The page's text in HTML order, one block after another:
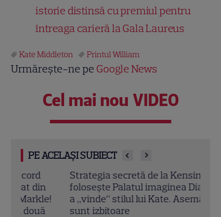
istorie distinsă cu premiul pentru
întreaga carieră la Gala Laureus
Kate Middleton Printul William
Urmărește-ne pe Google News
Cel mai nou VIDEO
PE ACELAȘI SUBIECT
Strategia secretă de la Kensington: Cum
folosește Palatul imaginea Dianei pentru
a „vinde” stilul lui Kate. Asemănările
sunt izbitoare